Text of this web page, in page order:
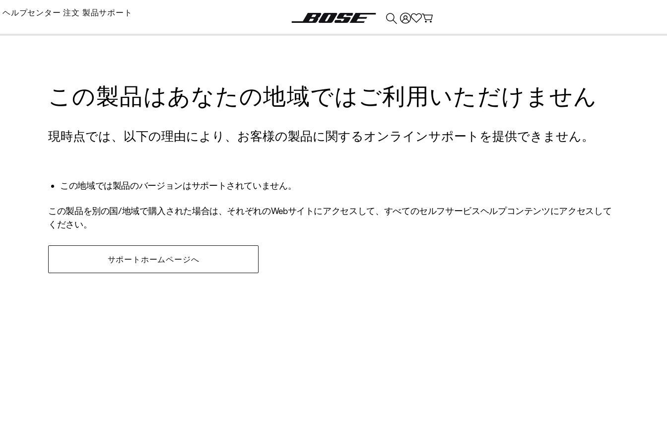
Skip
Main
ヘルプセンター 注文 製品サポート
この製品はあなたの地域ではご利用いただけません
現時点では、以下の理由により、お客様の製品に関するオンラインサポートを提供できません。
この地域では製品のバージョンはサポートされていません。
この製品を別の国/地域で購入された場合は、それぞれのWebサイトにアクセスして、すべてのセルフサービスヘルプコンテンツにアクセスして
ください。
サポートホームページへ